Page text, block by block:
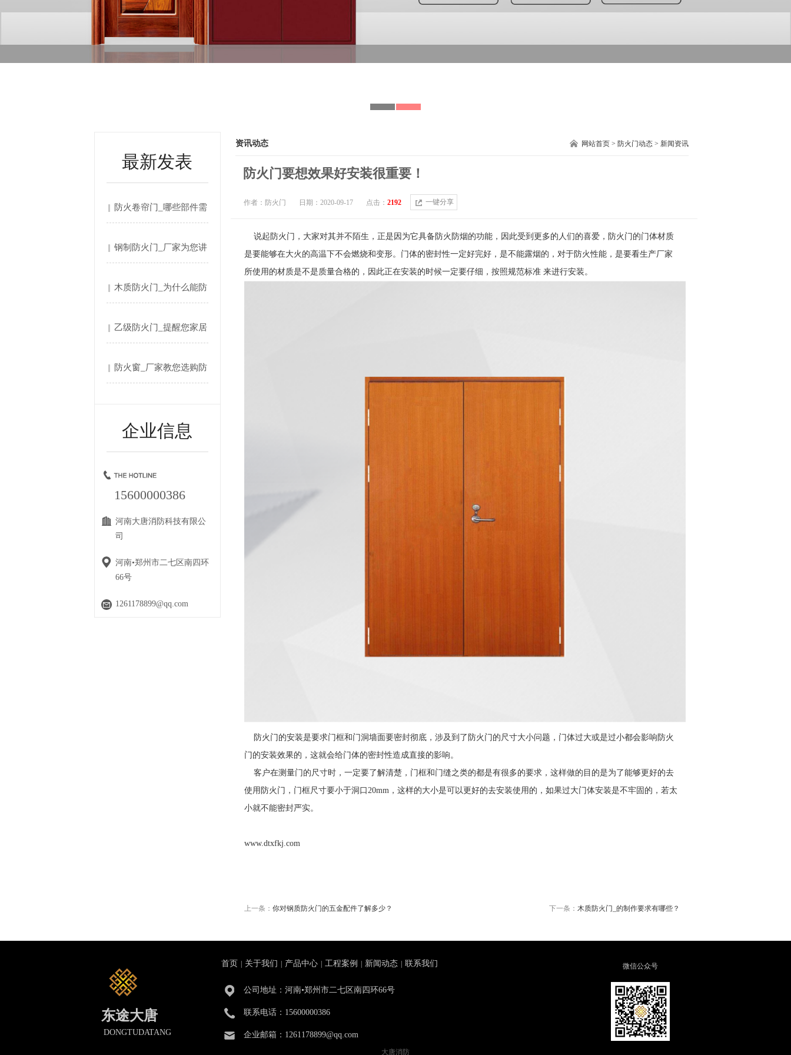
最新发表
防火卷帘门_哪些部件需
钢制防火门_厂家为您讲
木质防火门_为什么能防
乙级防火门_提醒您家居
防火窗_厂家教您选购防
企业信息
15600000386
河南大唐消防科技有限公
司
河南•郑州市二七区南四环
66号
1261178899@qq.com
资讯动态 网站首页> 防火门动态> 新闻资讯
防火门要想效果好安装很重要！
作者：防火门 日期：2020-09-17 点击： 2192 一键分享
说起防火门，大家对其并不陌生，正是因为它具备防火防烟的功能，因此受到更多的人们的喜爱，防火门的门体材质
是要能够在大火的高温下不会燃烧和变形。门体的密封性一定好完好，是不能露烟的，对于防火性能，是要看生产厂家
所使用的材质是不是质量合格的，因此正在安装的时候一定要仔细，按照规范标准 来进行安装。
防火门的安装是要求门框和门洞墙面要密封彻底，涉及到了防火门的尺寸大小问题，门体过大或是过小都会影响防火
门的安装效果的，这就会给门体的密封性造成直接的影响。
客户在测量门的尺寸时，一定要了解清楚，门框和门缝之类的都是有很多的要求，这样做的目的是为了能够更好的去
使用防火门，门框尺寸要小于洞口20mm，这样的大小是可以更好的去安装使用的，如果过大门体安装是不牢固的，若太
小就不能密封严实。
www.dtxfkj.com
上一条： 你对钢质防火门的五金配件了解多少？ 下一条： 木质防火门_的制作要求有哪些？
东途大唐
DONGTUDATANG
首页 关于我们 产品中心 工程案例 新闻动态 联系我们
公司地址：河南•郑州市二七区南四环66号
联系电话：15600000386
企业邮箱：1261178899@qq.com
微信公众号
大唐消防